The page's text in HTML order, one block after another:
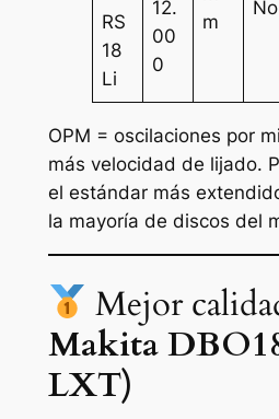
RS
18
Li
12.
00
0
m
No
OPM = oscilaciones por
más velocidad de lijado.
el estándar más
la mayoría de discos del
Mejor
Makita
LXT)